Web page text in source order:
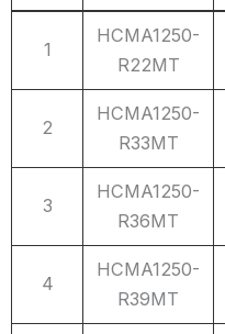
序
号
Part
Number
产品型号
1
HCMA1250-
R22MT
2
HCMA1250-
R33MT
3
HCMA1250-
R36MT
4
HCMA1250-
R39MT